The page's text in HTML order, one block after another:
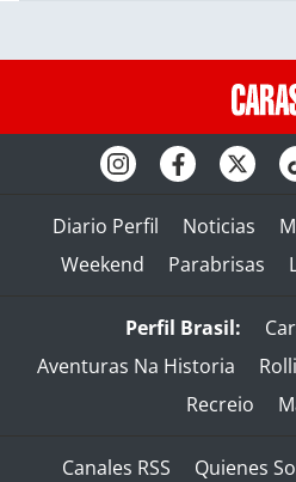
Diario Perfil Noticias
Weekend
Parabrisas
Perfil Brasil:
Aventuras Na Historia
Recreio
Canales RSS Quienes